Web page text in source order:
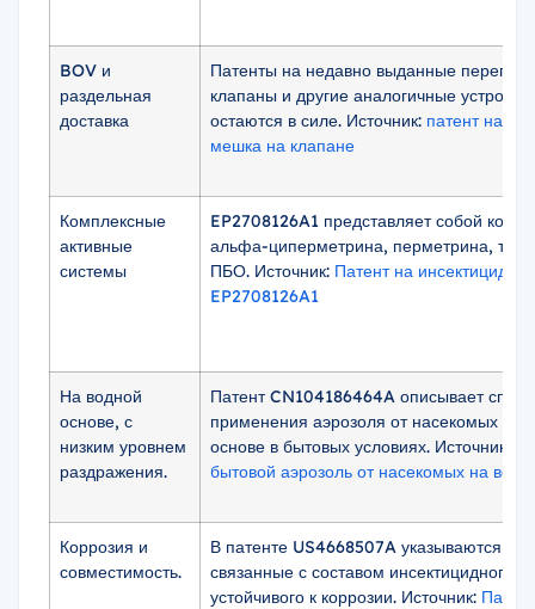
BOV и
раздельная
доставка
Патенты на недавно выданные
клапаны и другие аналогичные
остаются в силе. Источник: патент на
мешка на клапане
Комплексные
активные
системы
EP2708126A1 представляет собой
альфа-циперметрина, перметрина,
ПБО. Источник: Патент на
EP2708126A1
На водной
основе, с
низким уровнем
раздражения.
Патент CN104186464A описывает
применения аэрозоля от насекомых на
основе в бытовых условиях. Источник:
бытовой аэрозоль от насекомых на
Коррозия и
совместимость.
В патенте US4668507A указываются
связанные с составом инсектицидного
устойчивого к коррозии. Источник: